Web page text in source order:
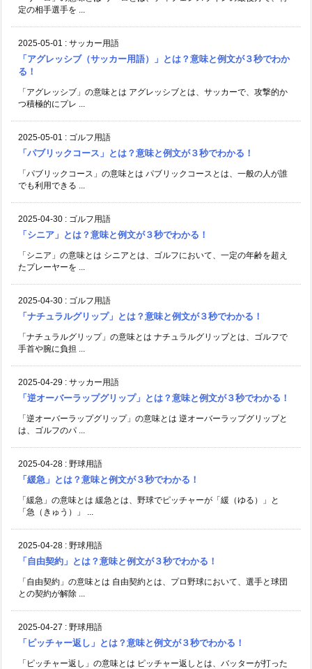
定の相手選手を ...
2025-05-01 : サッカー用語
「アグレッシブ（サッカー用語）」とは？意味と例文が３秒でわか
る！
「アグレッシブ」の意味とは アグレッシブとは、サッカーで、攻撃的か
つ積極的にプレ ...
2025-05-01 : ゴルフ用語
「パブリックコース」とは？意味と例文が３秒でわかる！
「パブリックコース」の意味とは パブリックコースとは、一般の人が誰
でも利用できる ...
2025-04-30 : ゴルフ用語
「シニア」とは？意味と例文が３秒でわかる！
「シニア」の意味とは シニアとは、ゴルフにおいて、一定の年齢を超え
たプレーヤーを ...
2025-04-30 : ゴルフ用語
「ナチュラルグリップ」とは？意味と例文が３秒でわかる！
「ナチュラルグリップ」の意味とは ナチュラルグリップとは、ゴルフで
手首や腕に負担 ...
2025-04-29 : サッカー用語
「逆オーバーラップグリップ」とは？意味と例文が３秒でわかる！
「逆オーバーラップグリップ」の意味とは 逆オーバーラップグリップと
は、ゴルフのパ ...
2025-04-28 : 野球用語
「緩急」とは？意味と例文が３秒でわかる！
「緩急」の意味とは 緩急とは、野球でピッチャーが「緩（ゆる）」と
「急（きゅう）」 ...
2025-04-28 : 野球用語
「自由契約」とは？意味と例文が３秒でわかる！
「自由契約」の意味とは 自由契約とは、プロ野球において、選手と球団
との契約が解除 ...
2025-04-27 : 野球用語
「ピッチャー返し」とは？意味と例文が３秒でわかる！
「ピッチャー返し」の意味とは ピッチャー返しとは、バッターが打った